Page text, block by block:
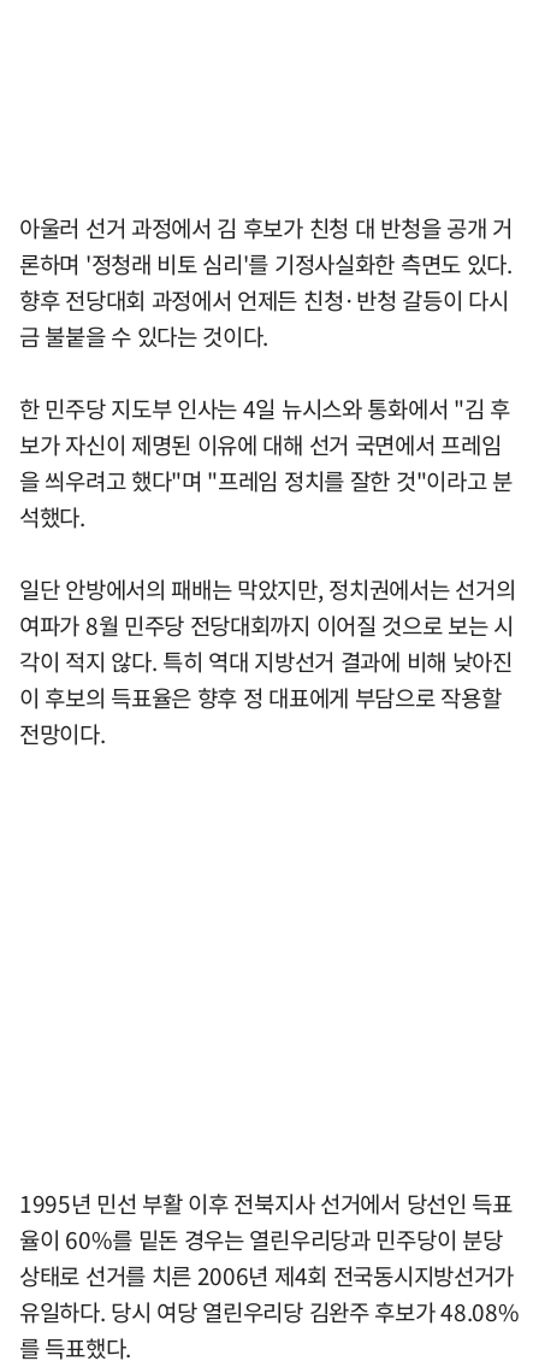
아울러 선거 과정에서 김 후보가 친청 대 반청을 공개 거
론하며 '정청래 비토 심리'를 기정사실화한 측면도 있다.
향후 전당대회 과정에서 언제든 친청·반청 갈등이 다시
금 불붙을 수 있다는 것이다.
한 민주당 지도부 인사는 4일 뉴시스와 통화에서 "김 후
보가 자신이 제명된 이유에 대해 선거 국면에서 프레임
을 씌우려고 했다"며 "프레임 정치를 잘한 것"이라고 분
석했다.
일단 안방에서의 패배는 막았지만, 정치권에서는 선거의
여파가 8월 민주당 전당대회까지 이어질 것으로 보는 시
각이 적지 않다. 특히 역대 지방선거 결과에 비해 낮아진
이 후보의 득표율은 향후 정 대표에게 부담으로 작용할
전망이다.
1995년 민선 부활 이후 전북지사 선거에서 당선인 득표
율이 60%를 밑돈 경우는 열린우리당과 민주당이 분당
상태로 선거를 치른 2006년 제4회 전국동시지방선거가
유일하다. 당시 여당 열린우리당 김완주 후보가 48.08%
를 득표했다.